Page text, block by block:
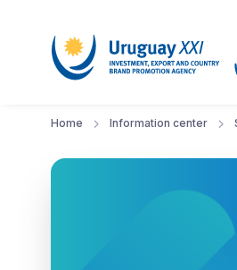
Home Information center